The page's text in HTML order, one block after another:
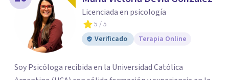
Licenciada en psicología
5 / 5
Verificado
Terapia Online
Soy Psicóloga recibida en la Universidad Católica